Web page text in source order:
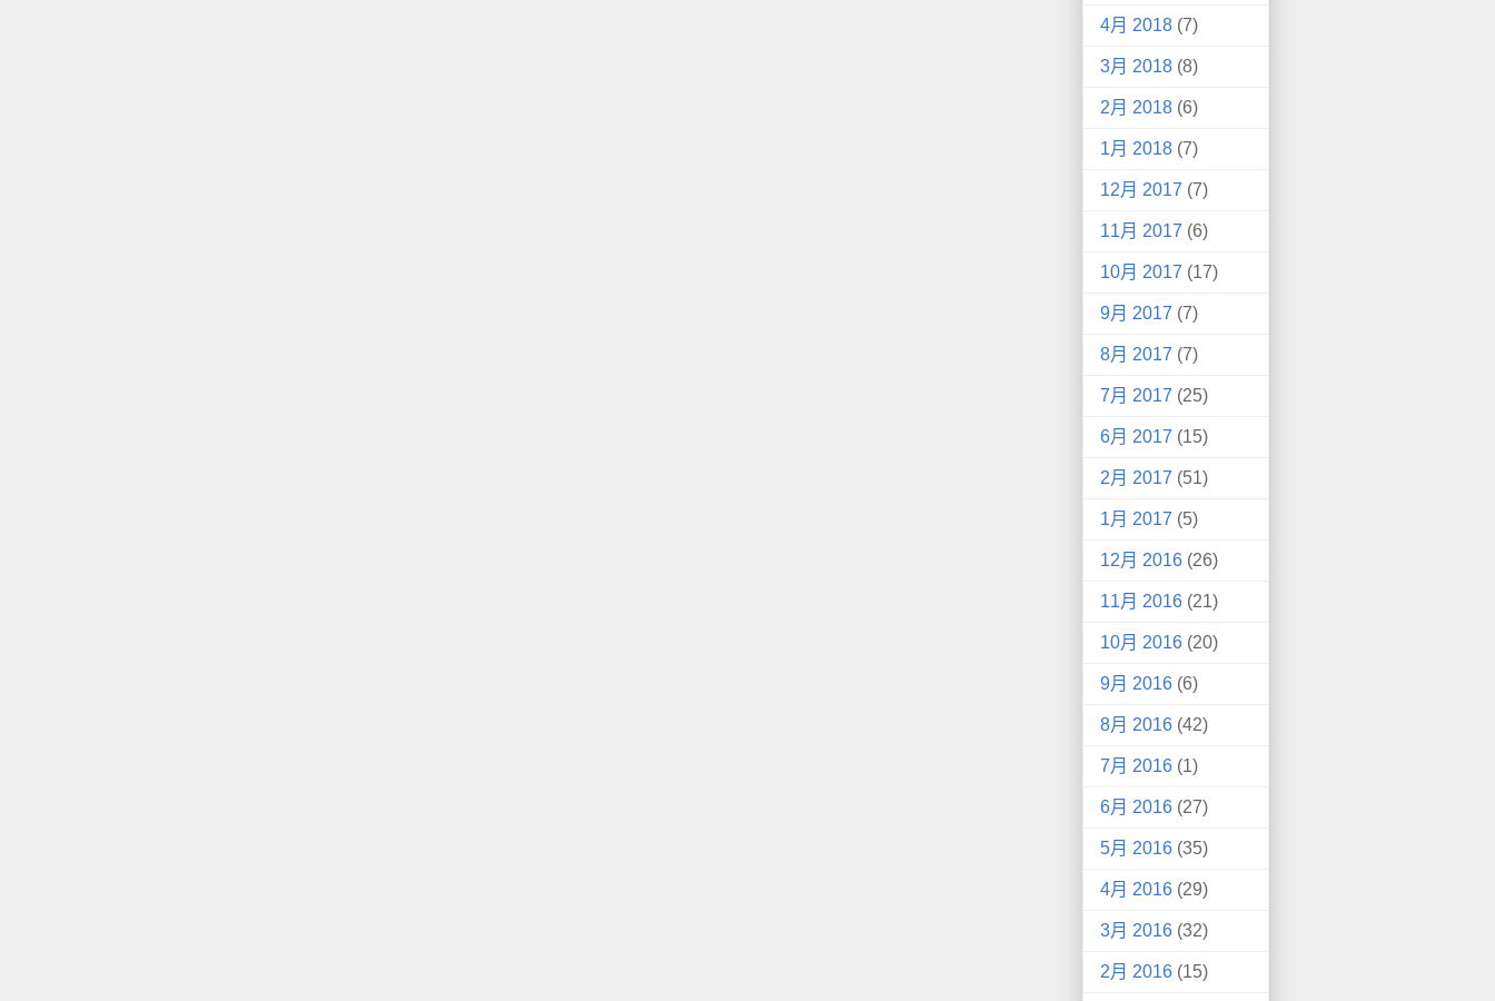
4月 2018 (7)
3月 2018 (8)
2月 2018 (6)
1月 2018 (7)
12月 2017 (7)
11月 2017 (6)
10月 2017 (17)
9月 2017 (7)
8月 2017 (7)
7月 2017 (25)
6月 2017 (15)
2月 2017 (51)
1月 2017 (5)
12月 2016 (26)
11月 2016 (21)
10月 2016 (20)
9月 2016 (6)
8月 2016 (42)
7月 2016 (1)
6月 2016 (27)
5月 2016 (35)
4月 2016 (29)
3月 2016 (32)
2月 2016 (15)